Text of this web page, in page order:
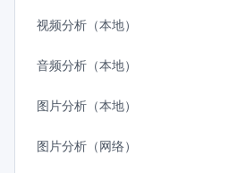
视频分析（本地）
音频分析（本地）
图片分析（本地）
图片分析（网络）